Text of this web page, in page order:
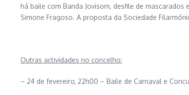
há baile com Banda Jovisom, desfile de
Simone Fragoso. A proposta da Sociedade
Outras actividades no concelho:
– 24 de fevereiro, 22h00 – Baile de Carnaval e